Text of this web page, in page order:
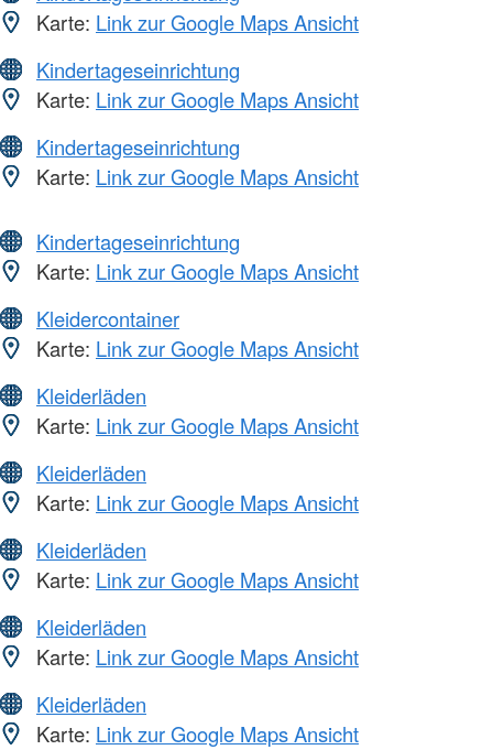
Karte: Link zur Google Maps Ansicht
Kindertageseinrichtung
Karte: Link zur Google Maps Ansicht
Kindertageseinrichtung
Karte: Link zur Google Maps Ansicht
Kindertageseinrichtung
Karte: Link zur Google Maps Ansicht
Kleidercontainer
Karte: Link zur Google Maps Ansicht
Kleiderläden
Karte: Link zur Google Maps Ansicht
Kleiderläden
Karte: Link zur Google Maps Ansicht
Kleiderläden
Karte: Link zur Google Maps Ansicht
Kleiderläden
Karte: Link zur Google Maps Ansicht
Kleiderläden
Karte: Link zur Google Maps Ansicht